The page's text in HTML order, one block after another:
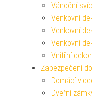
Vánoční
Venkovní
Venkovní
Venkovní
Vnitřní
Zabezpečení
Domácí
Dveřní